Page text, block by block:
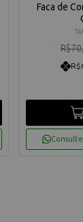
Faca de